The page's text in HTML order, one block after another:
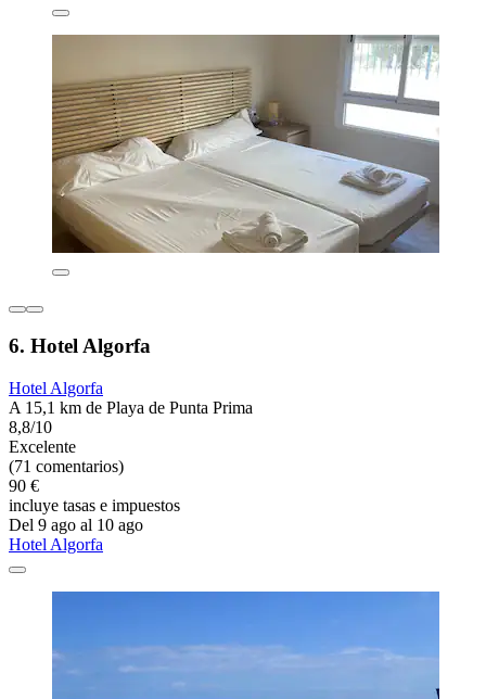
6. Hotel Algorfa
Hotel Algorfa
A 15,1 km de Playa de Punta Prima
8,8/10
Excelente
(71 comentarios)
90 €
incluye tasas e impuestos
Del 9 ago al 10 ago
Hotel Algorfa